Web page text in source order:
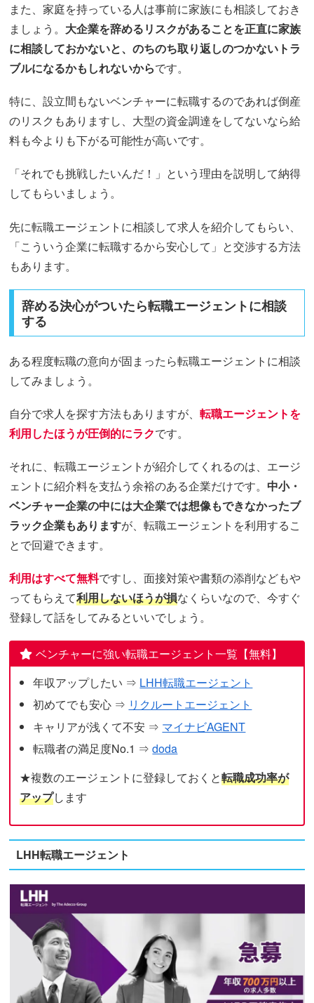
また、家庭を持っている人は事前に家族にも相談しておき
ましょう。 大企業を辞めるリスクがあることを正直に家族
に相談しておかないと、のちのち取り返しのつかないトラ
ブルになるかもしれないからです。
特に、設立間もないベンチャーに転職するのであれば倒産
のリスクもありますし、大型の資金調達をしてないなら給
料も今よりも下がる可能性が高いです。
「それでも挑戦したいんだ！」という理由を説明して納得
してもらいましょう。
先に転職エージェントに相談して求人を紹介してもらい、
「こういう企業に転職するから安心して」と交渉する方法
もあります。
辞める決心がついたら転職エージェントに相談
する
ある程度転職の意向が固まったら転職エージェントに相談
してみましょう。
自分で求人を探す方法もありますが、転職エージェントを
利用したほうが圧倒的にラクです。
それに、転職エージェントが紹介してくれるのは、エージ
ェントに紹介料を支払う余裕のある企業だけです。 中小・
ベンチャー企業の中には大企業では想像もできなかったブ
ラック企業もありますが、転職エージェントを利用するこ
とで回避できます。
利用はすべて無料ですし、面接対策や書類の添削などもや
ってもらえて利用しないほうが損なくらいなので、今すぐ
登録して話をしてみるといいでしょう。
ベンチャーに強い転職エージェント一覧【無料】
年収アップしたい ⇒ LHH転職エージェント
初めてでも安心 ⇒ リクルートエージェント
キャリアが浅くて不安 ⇒ マイナビAGENT
転職者の満足度No.1 ⇒doda
★複数のエージェントに登録しておくと転職成功率が
アップします
LHH転職エージェント